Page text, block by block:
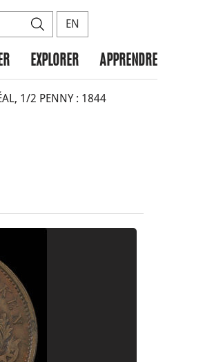
à rechercher
Rechercher
EN
EXPLORER APPRENDRE
1/2 PENNY : 1844